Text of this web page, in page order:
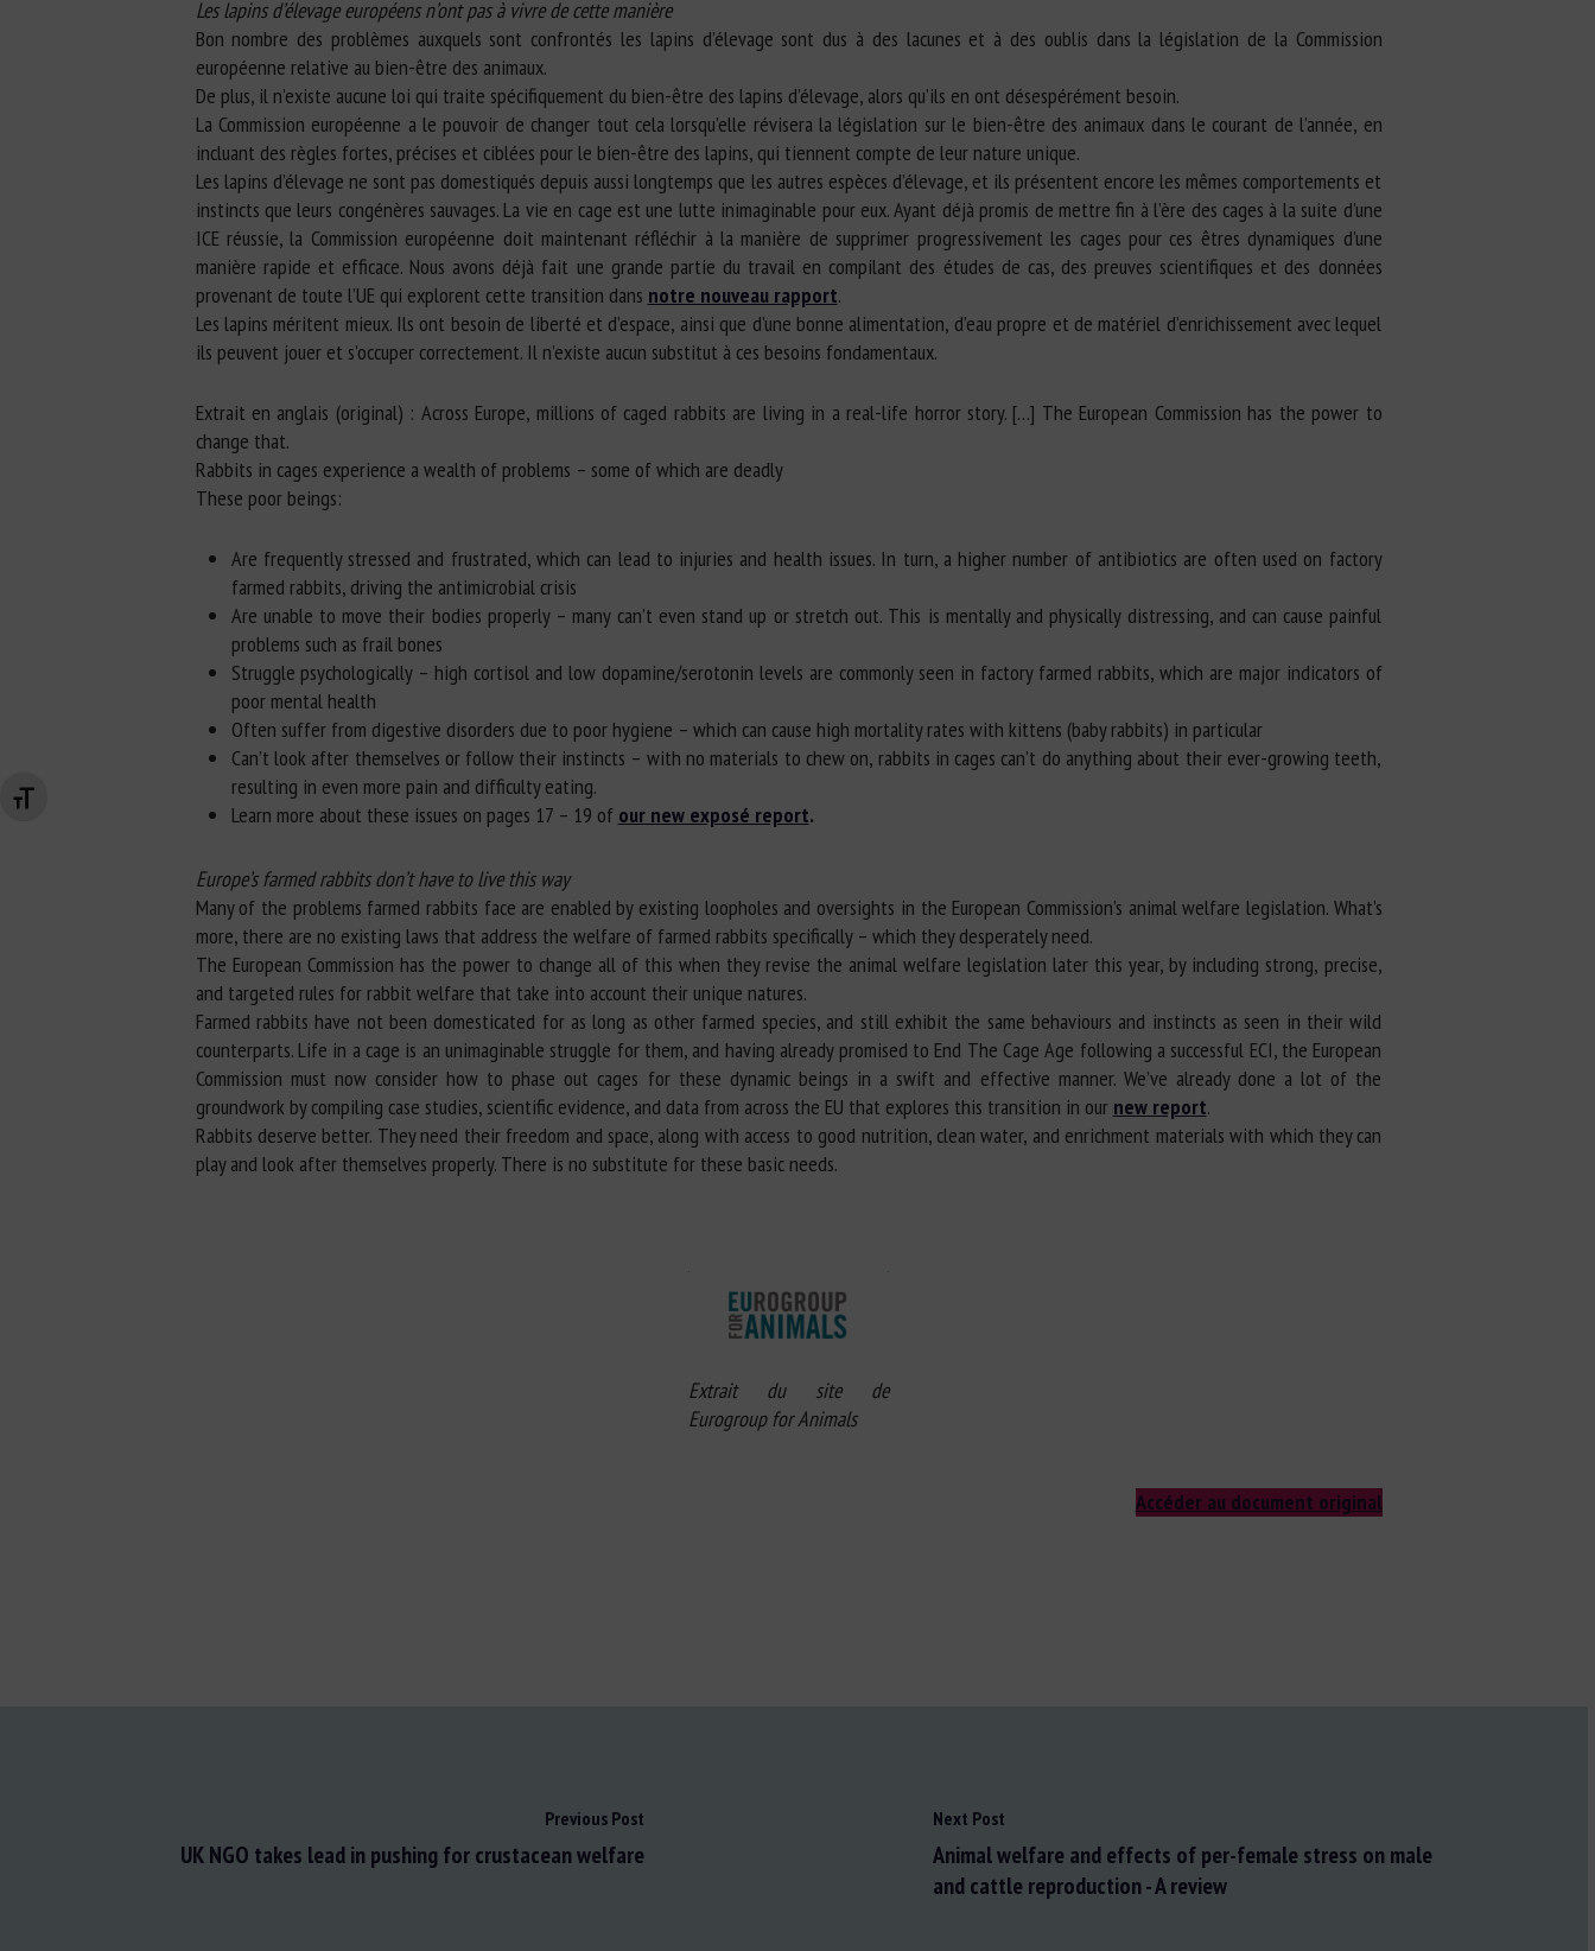
Changer la taille de la police
Les lapins d’élevage européens n’ont pas à vivre de cette manière
Bon nombre des problèmes auxquels sont confrontés les lapins d’élevage sont dus à des lacunes et à des oublis dans la législation de la Commission
européenne relative au bien-être des animaux.
De plus, il n’existe aucune loi qui traite spécifiquement du bien-être des lapins d’élevage, alors qu’ils en ont désespérément besoin.
La Commission européenne a le pouvoir de changer tout cela lorsqu’elle révisera la législation sur le bien-être des animaux dans le courant de l’année, en
incluant des règles fortes, précises et ciblées pour le bien-être des lapins, qui tiennent compte de leur nature unique.
Les lapins d’élevage ne sont pas domestiqués depuis aussi longtemps que les autres espèces d’élevage, et ils présentent encore les mêmes comportements et
instincts que leurs congénères sauvages. La vie en cage est une lutte inimaginable pour eux. Ayant déjà promis de mettre fin à l’ère des cages à la suite d’une
ICE réussie, la Commission européenne doit maintenant réfléchir à la manière de supprimer progressivement les cages pour ces êtres dynamiques d’une
manière rapide et efficace. Nous avons déjà fait une grande partie du travail en compilant des études de cas, des preuves scientifiques et des données
provenant de toute l’UE qui explorent cette transition dans notre nouveau rapport.
Les lapins méritent mieux. Ils ont besoin de liberté et d’espace, ainsi que d’une bonne alimentation, d’eau propre et de matériel d’enrichissement avec lequel
ils peuvent jouer et s’occuper correctement. Il n’existe aucun substitut à ces besoins fondamentaux.
Extrait en anglais (original) : Across Europe, millions of caged rabbits are living in a real-life horror story. […] The European Commission has the power to
change that.
Rabbits in cages experience a wealth of problems – some of which are deadly
These poor beings:
Are frequently stressed and frustrated, which can lead to injuries and health issues. In turn, a higher number of antibiotics are often used on factory
farmed rabbits, driving the antimicrobial crisis
Are unable to move their bodies properly – many can’t even stand up or stretch out. This is mentally and physically distressing, and can cause painful
problems such as frail bones
Struggle psychologically – high cortisol and low dopamine/serotonin levels are commonly seen in factory farmed rabbits, which are major indicators of
poor mental health
Often suffer from digestive disorders due to poor hygiene – which can cause high mortality rates with kittens (baby rabbits) in particular
Can’t look after themselves or follow their instincts – with no materials to chew on, rabbits in cages can’t do anything about their ever-growing teeth,
resulting in even more pain and difficulty eating.
Learn more about these issues on pages 17 – 19 of our new exposé report.
Europe’s farmed rabbits don’t have to live this way
Many of the problems farmed rabbits face are enabled by existing loopholes and oversights in the European Commission’s animal welfare legislation. What’s
more, there are no existing laws that address the welfare of farmed rabbits specifically – which they desperately need.
The European Commission has the power to change all of this when they revise the animal welfare legislation later this year, by including strong, precise,
and targeted rules for rabbit welfare that take into account their unique natures.
Farmed rabbits have not been domesticated for as long as other farmed species, and still exhibit the same behaviours and instincts as seen in their wild
counterparts. Life in a cage is an unimaginable struggle for them, and having already promised to End The Cage Age following a successful ECI, the European
Commission must now consider how to phase out cages for these dynamic beings in a swift and effective manner. We’ve already done a lot of the
groundwork by compiling case studies, scientific evidence, and data from across the EU that explores this transition in our new report.
Rabbits deserve better. They need their freedom and space, along with access to good nutrition, clean water, and enrichment materials with which they can
play and look after themselves properly. There is no substitute for these basic needs.
Extrait du site de
Eurogroup for Animals
Accéder au document original
Previous Post
UK NGO takes lead in pushing for crustacean welfare
Next Post
Animal welfare and effects of per-female stress on male
and cattle reproduction - A review